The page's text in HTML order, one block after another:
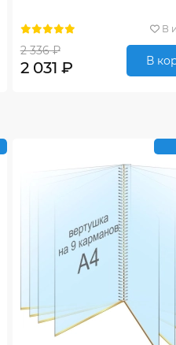
В
2 336 ₽
2 031 ₽ В